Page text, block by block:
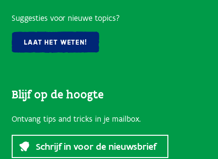
Suggesties voor nieuwe topics?
LAAT HET WETEN!
Blijf op de hoogte
Ontvang tips and tricks in je mailbox.
Schrijf in voor de nieuwsbrief